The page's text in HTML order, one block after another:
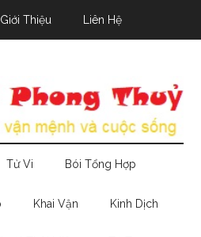
Giới Thiệu Liên Hệ
Tử Vi Bói Tổng Hợp
Khai Vận Kinh Dịch